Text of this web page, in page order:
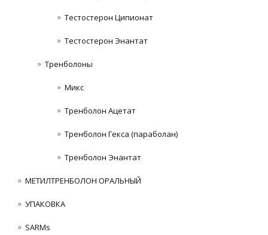
Тестостерон Ципионат
Тестостерон Энантат
Тренболоны
Микс
Тренболон Ацетат
Тренболон Гекса (параболан)
Тренболон Энантат
МЕТИЛТРЕНБОЛОН ОРАЛЬНЫЙ
УПАКОВКА
SARMs